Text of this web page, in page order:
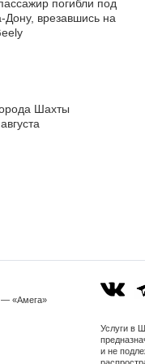
погибли под
Дону, врезавшись на
Шахты
— «Амега»
Услуги в
и не